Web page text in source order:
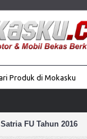
Satria FU Tahun 2016